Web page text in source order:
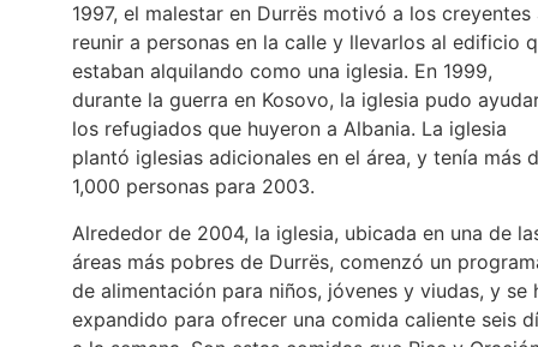
1997, el malestar en Durrës motivó a los creyentes
reunir a personas en la calle y llevarlos al edificio
estaban alquilando como una iglesia. En 1999,
durante la guerra en Kosovo, la iglesia pudo
los refugiados que huyeron a Albania. La iglesia
plantó iglesias adicionales en el área, y tenía más
1,000 personas para 2003.
Alrededor de 2004, la iglesia, ubicada en una de
áreas más pobres de Durrës, comenzó un
de alimentación para niños, jóvenes y viudas, y se
expandido para ofrecer una comida caliente seis